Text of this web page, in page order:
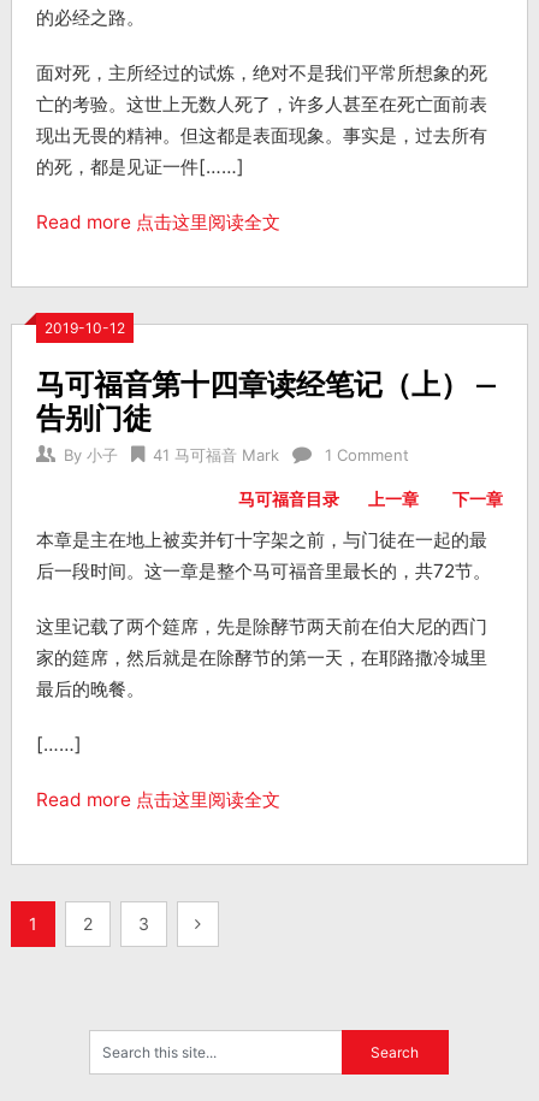
的必经之路。
面对死，主所经过的试炼，绝对不是我们平常所想象的死
亡的考验。这世上无数人死了，许多人甚至在死亡面前表
现出无畏的精神。但这都是表面现象。事实是，过去所有
的死，都是见证一件[……]
Read more 点击这里阅读全文
2019-10-12
马可福音第十四章读经笔记（上） —
告别门徒
By 小子 41 马可福音 Mark 1 Comment
马可福音目录 上一章 下一章
本章是主在地上被卖并钉十字架之前，与门徒在一起的最
后一段时间。这一章是整个马可福音里最长的，共72节。
这里记载了两个筵席，先是除酵节两天前在伯大尼的西门
家的筵席，然后就是在除酵节的第一天，在耶路撒冷城里
最后的晚餐。
[……]
Read more 点击这里阅读全文
1 2 3